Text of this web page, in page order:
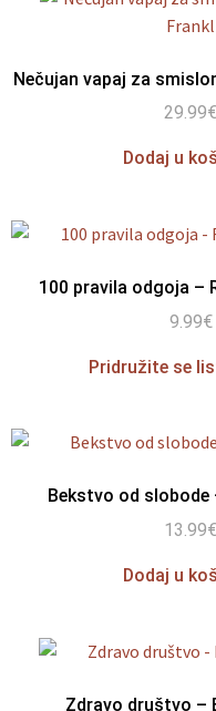
Nečujan vapaj za
29.99€
Dodaj u
100 pravila odgoja –
9.99€
Pridružite se
Bekstvo od slobode
13.99€
Dodaj u
Zdravo društvo –